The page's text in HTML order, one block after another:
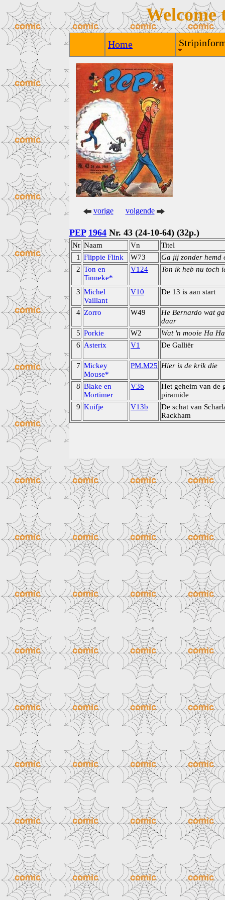
Welcome
Home
vorige volgende
PEP 1964 Nr. 43 (24-10-64) (32p.)
Nr Naam Vn
Titel
1
Flippie Flink W73
Ga jij zonder hemd
2 Ton en
Tinneke*
V124 Ton ik heb nu toch
3 Michel
Vaillant
V10 De 13 is aan start
4 Zorro W49
He Bernardo wat
daar
5 Porkie W2
Wat 'n mooie Ha Ha
6 Asterix V1 De Galliër
7 Mickey
Mouse*
PM.M25 Hier is de krik die
8 Blake en
Mortimer
V3b
Het geheim van de
piramide
9 Kuifje V13b
De schat van
Rackham